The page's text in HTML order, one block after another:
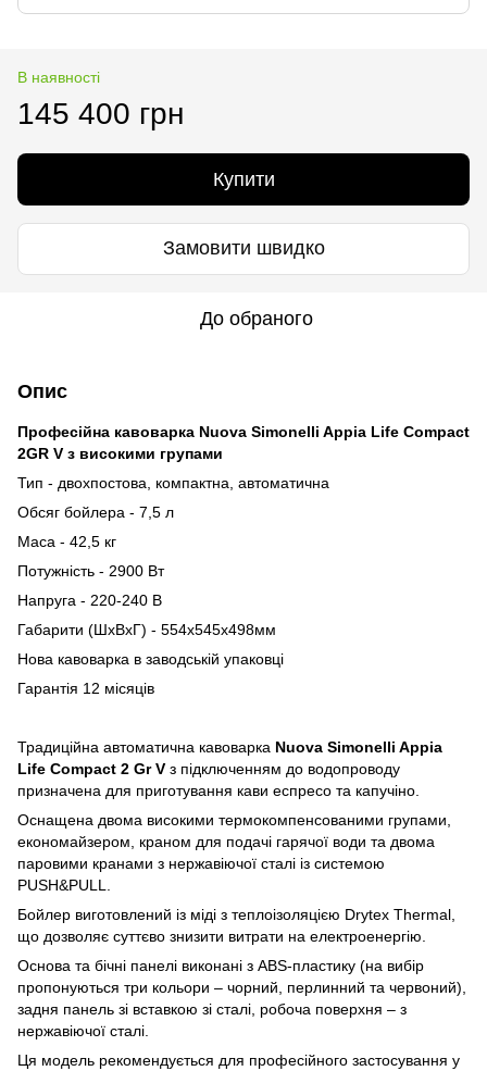
В наявності
145 400 грн
Купити
Замовити швидко
До обраного
Опис
Професійна кавоварка Nuova Simonelli Appia Life Compact
2GR V з високими групами
Тип - двохпостова, компактна, автоматична
Обсяг бойлера - 7,5 л
Маса - 42,5 кг
Потужність - 2900 Вт
Напруга - 220-240 В
Габарити (ШхВхГ) - 554х545х498мм
Нова кавоварка в заводській упаковці
Гарантія 12 місяців
Традиційна автоматична кавоварка Nuova Simonelli Appia
Life Compact 2 Gr V з підключенням до водопроводу
призначена для приготування кави еспресо та капучіно.
Оснащена двома високими термокомпенсованими групами,
економайзером, краном для подачі гарячої води та двома
паровими кранами з нержавіючої сталі із системою
PUSH&PULL.
Бойлер виготовлений із міді з теплоізоляцією Drytex Thermal,
що дозволяє суттєво знизити витрати на електроенергію.
Основа та бічні панелі виконані з ABS-пластику (на вибір
пропонуються три кольори – чорний, перлинний та червоний),
задня панель зі вставкою зі сталі, робоча поверхня – з
нержавіючої сталі.
Ця модель рекомендується для професійного застосування у